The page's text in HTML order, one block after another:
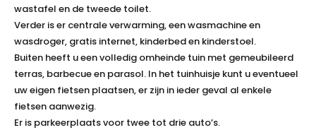
wastafel en de tweede toilet.
Verder is er centrale verwarming, een wasmachine en
wasdroger, gratis internet, kinderbed en kinderstoel.
Buiten heeft u een volledig omheinde tuin met gemeubileerd
terras, barbecue en parasol. In het tuinhuisje kunt u eventueel
uw eigen fietsen plaatsen, er zijn in ieder geval al enkele
fietsen aanwezig.
Er is parkeerplaats voor twee tot drie auto’s.